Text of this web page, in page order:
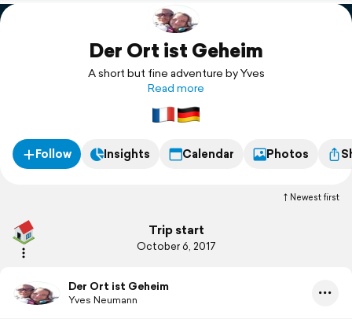
SupportDer Ort ist Geheim
A short but fine adventure by Yves
Read more
Follow Insights Calendar Photos
Newest first
Trip start
October 6, 2017
Der Ort ist Geheim
Yves Neumann